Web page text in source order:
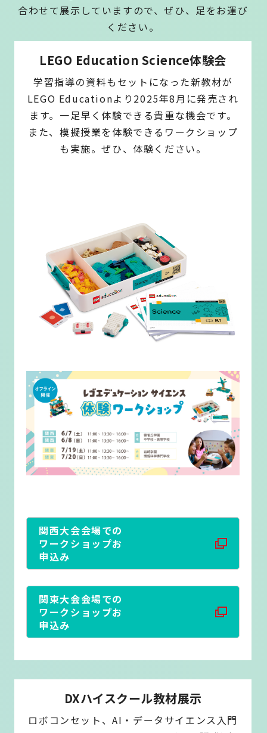
合わせて展示していますので、ぜひ、足をお運び
ください。
LEGO Education Science体験会
学習指導の資料もセットになった新教材が
LEGO Educationより2025年8月に発売され
ます。一足早く体験できる貴重な機会です。
また、模擬授業を体験できるワークショップ
も実施。ぜひ、体験ください。
関西大会会場での
ワークショップお
申込み
関東大会会場での
ワークショップお
申込み
DXハイスクール教材展示
ロボコンセット、AI・データサイエンス入門